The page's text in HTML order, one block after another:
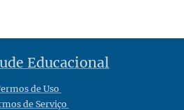
Educacional
de Uso
de Serviço